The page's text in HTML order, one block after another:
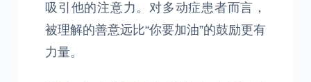
吸引他的注意力。对多动症患者而言，
被理解的善意远比“你要加油”的鼓励更有
力量。